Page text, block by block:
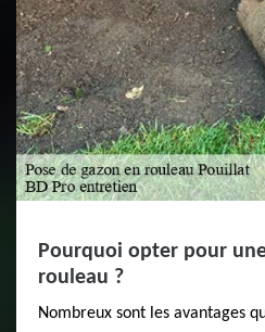
Pourquoi opter pour
rouleau ?
Nombreux sont les avantages